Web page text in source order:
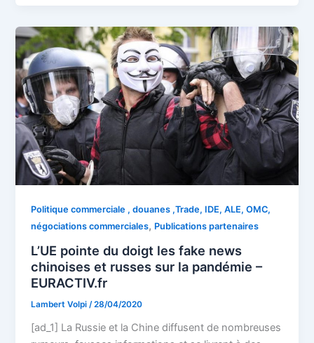
Politique commerciale , douanes ,Trade, IDE, ALE, OMC,
négociations commerciales, Publications partenaires
L’UE pointe du doigt les fake news
chinoises et russes sur la pandémie –
EURACTIV.fr
Lambert Volpi /28/04/2020
[ad_1] La Russie et la Chine diffusent de nombreuses